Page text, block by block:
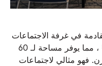
في غرفة الاجتماعات
التي تبلغ مساحتها 1100 قدمًا مربعًا ، مما يوفر مساحة لـ 60
فهو مثالي لاجتماعات